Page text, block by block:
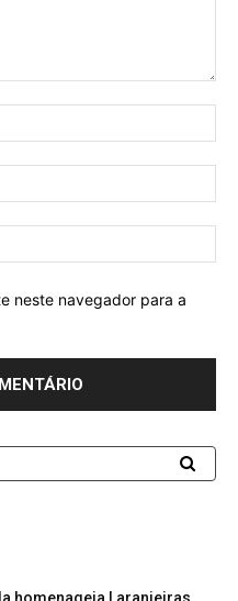
neste navegador para a